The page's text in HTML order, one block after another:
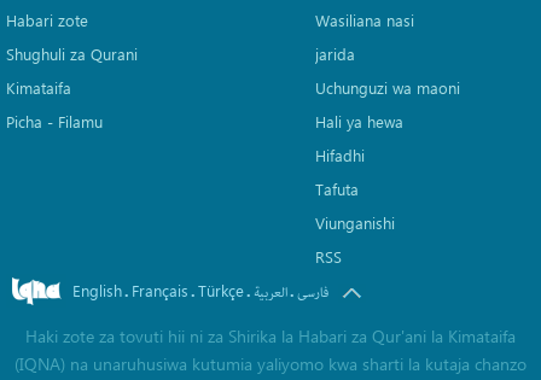
Habari zote
Shughuli za Qurani
Kimataifa
Picha‎ - Filamu‎
Wasiliana nasi
jarida
Uchunguzi wa maoni
Hali ya hewa
Hifadhi
Tafuta
Viunganishi
RSS
English. Français.Türkçe. العربیة.فارسی
Haki zote za tovuti hii ni za Shirika la Habari za Qur'ani la Kimataifa
(IQNA) na unaruhusiwa kutumia yaliyomo kwa sharti la kutaja chanzo